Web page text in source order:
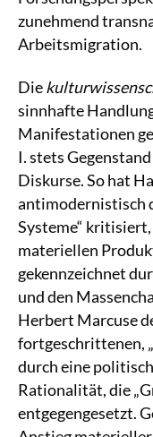
zunehmend
Arbeitsmigration.
Die
sinnhafte
Manifestationen
I. stets
Diskurse. So hat
antimodernistisch
Systeme“
materiellen
gekennzeichnet
und den
Herbert Marcuse
fortgeschrittenen,
durch eine
Rationalität, die
entgegengesetzt.